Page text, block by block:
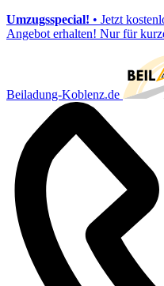
Umzugsspecial! • Jetzt
Angebot erhalten! Nur für
Beiladung-Koblenz.de